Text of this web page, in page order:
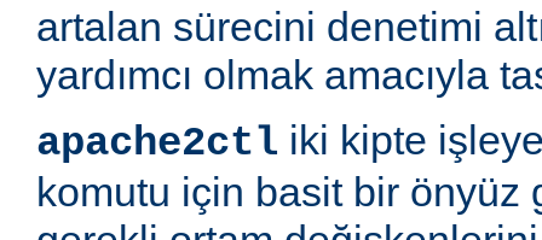
artalan sürecini denetimi
yardımcı olmak amacıyla
apache2ctl iki kipte
komutu için basit bir önyüz